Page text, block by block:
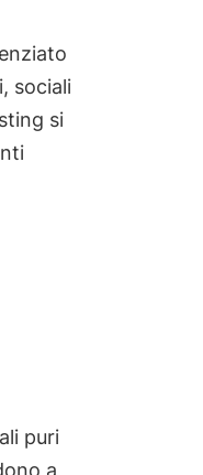
sociali
si
puri
a